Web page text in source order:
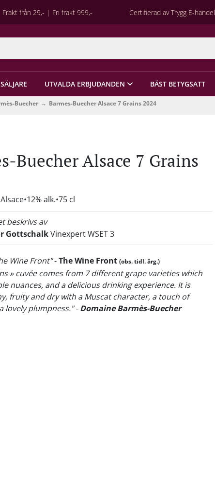
Frakt från 29,- | Fri frakt 999,- Certifierad av Trygg E-handel
UTVALDA ERBJUDANDEN BÄST BETYGSATT
Buecher Barmes-Buecher Alsace 7 Grains 2024
Buecher Alsace 7 Grains
12% alk. 75 cl
beskrivs av
GottschalkVinexpert WSET 3
Wine Front"-The Wine Front (obs. tidl. årg.)
» cuvée comes from 7 different grape varieties which
nuances, and a delicious drinking experience. It is
fruity and dry with a Muscat character, a touch of
lovely plumpness." -Domaine Barmès-Buecher